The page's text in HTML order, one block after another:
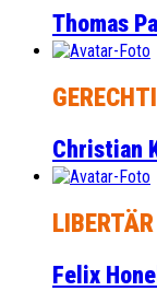
Thomas
Christian
LIBERTÄR
Felix